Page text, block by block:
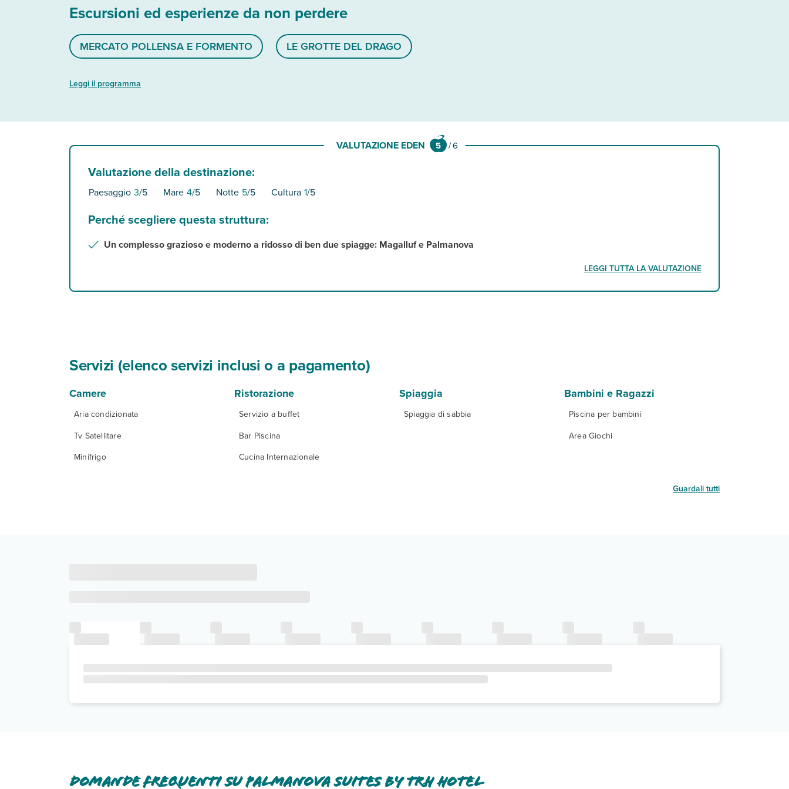
Escursioni ed esperienze da non perdere
MERCATO POLLENSA E FORMENTO LE GROTTE DEL DRAGO
Leggi il programma
VALUTAZIONE EDEN 5 /6
Valutazione della destinazione:
Paesaggio 3/5 Mare 4/5 Notte 5/5 Cultura 1/5
Perché scegliere questa struttura:
Un complesso grazioso e moderno a ridosso di ben due spiagge: Magalluf e Palmanova
LEGGI TUTTA LA VALUTAZIONE
Servizi (elenco servizi inclusi o a pagamento)
Camere
Aria condizionata
Tv Satellitare
Minifrigo
Ristorazione
Servizio a buffet
Bar Piscina
Cucina Internazionale
Spiaggia
Spiaggia di sabbia
Bambini e Ragazzi
Piscina per bambini
Area Giochi
Guardali tutti
Domande frequenti su Palmanova Suites By Trh Hotel